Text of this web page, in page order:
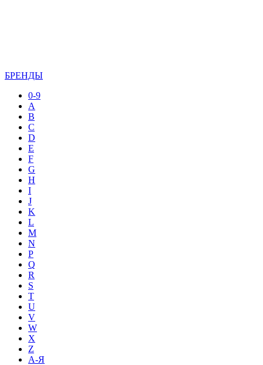
БРЕНДЫ
0-9
A
B
C
D
E
F
G
H
I
J
K
L
M
N
P
Q
R
S
T
U
V
W
X
Z
А-Я